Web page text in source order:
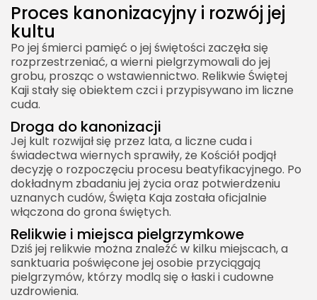
Proces kanonizacyjny i rozwój jej
kultu
Po jej śmierci pamięć o jej świętości zaczęła się
rozprzestrzeniać, a wierni pielgrzymowali do jej
grobu, prosząc o wstawiennictwo. Relikwie Świętej
Kaji stały się obiektem czci i przypisywano im liczne
cuda.
Droga do kanonizacji
Jej kult rozwijał się przez lata, a liczne cuda i
świadectwa wiernych sprawiły, że Kościół podjął
decyzję o rozpoczęciu procesu beatyfikacyjnego. Po
dokładnym zbadaniu jej życia oraz potwierdzeniu
uznanych cudów, Święta Kaja została oficjalnie
włączona do grona świętych.
Relikwie i miejsca pielgrzymkowe
Dziś jej relikwie można znaleźć w kilku miejscach, a
sanktuaria poświęcone jej osobie przyciągają
pielgrzymów, którzy modlą się o łaski i cudowne
uzdrowienia.